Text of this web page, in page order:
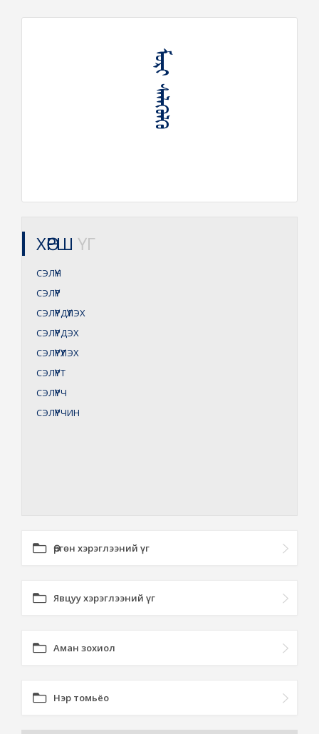
ᠮᠣᠷᠢ ᠰᠡᠯᠡᠭᠦᠯᠬᠦ
ХӨРШ ҮГ
СЭЛҮҮН
СЭЛҮҮР
СЭЛҮҮРДҮҮЛЭХ
СЭЛҮҮРДЭХ
СЭЛҮҮРҮҮЛЭХ
СЭЛҮҮРТ
СЭЛҮҮРЧ
СЭЛҮҮРЧИН
Өргөн хэрэглээний үг
Явцуу хэрэглээний үг
Аман зохиол
Нэр томьёо